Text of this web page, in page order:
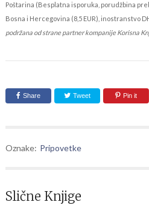
Poštarina (Besplatna isporuka, porudžbina
Bosna i Hercegovina (8,5 EUR), inostranstvo
podržana od strane partner kompanije Korisna
Share Tweet Pin it
Oznake: Pripovetke
Slične Knjige